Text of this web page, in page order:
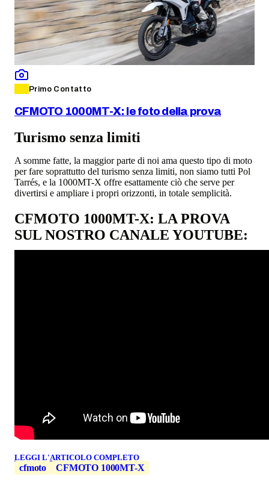
Primo Contatto
CFMOTO 1000MT-X: le foto della prova
Turismo senza limiti
A somme fatte, la maggior parte di noi ama questo tipo di moto
per fare soprattutto del turismo senza limiti, non siamo tutti Pol
Tarrés, e la 1000MT-X offre esattamente ciò che serve per
divertirsi e ampliare i propri orizzonti, in totale semplicità.
CFMOTO 1000MT-X: LA PROVA
SUL NOSTRO CANALE YOUTUBE:
LEGGI L'ARTICOLO COMPLETO
cfmoto CFMOTO 1000MT-X